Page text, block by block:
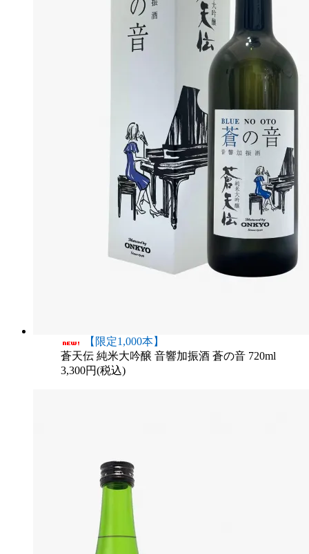
【限定1,000本】
蒼天伝 純米大吟醸 音響加振酒 蒼の音 720ml
3,300円(税込)